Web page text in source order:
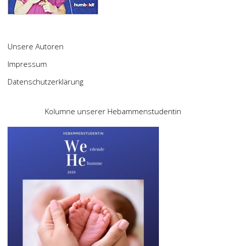
Unsere Autoren
Impressum
Datenschutzerklärung
Kolumne unserer Hebammenstudentin